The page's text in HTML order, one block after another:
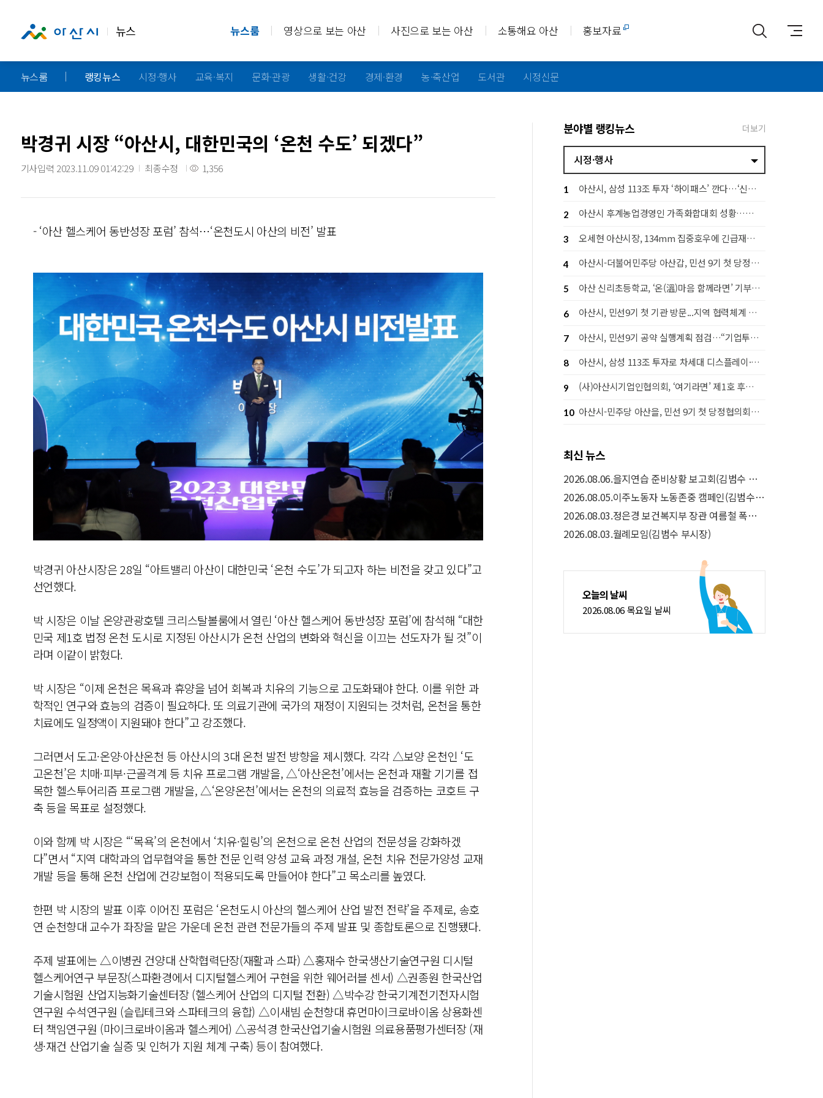
뉴스 뉴스룸 영상으로 보는 아산 사진으로 보는 아산 소통해요 아산 홍보자료
뉴스룸 랭킹뉴스 시정·행사 교육·복지 문화·관광 생활·건강 경제·환경 농·축산업 도서관 시정신문
박경귀 시장 “아산시, 대한민국의 ‘온천 수도’ 되겠다”
기사입력 2023.11.09 01:42:29 최종수정 1,356
- ‘아산 헬스케어 동반성장 포럼’ 참석…‘온천도시 아산의 비전’ 발표
박경귀 아산시장은 28일 “아트밸리 아산이 대한민국 ‘온천 수도’가 되고자 하는 비전을 갖고 있다”고
선언했다.
박 시장은 이날 온양관광호텔 크리스탈볼룸에서 열린 ‘아산 헬스케어 동반성장 포럼’에 참석해 “대한
민국 제1호 법정 온천 도시로 지정된 아산시가 온천 산업의 변화와 혁신을 이끄는 선도자가 될 것”이
라며 이같이 밝혔다.
박 시장은 “이제 온천은 목욕과 휴양을 넘어 회복과 치유의 기능으로 고도화돼야 한다. 이를 위한 과
학적인 연구와 효능의 검증이 필요하다. 또 의료기관에 국가의 재정이 지원되는 것처럼, 온천을 통한
치료에도 일정액이 지원돼야 한다”고 강조했다.
그러면서 도고·온양·아산온천 등 아산시의 3대 온천 발전 방향을 제시했다. 각각 △보양 온천인 ‘도
고온천’은 치매·피부·근골격계 등 치유 프로그램 개발을, △‘아산온천’에서는 온천과 재활 기기를 접
목한 헬스투어리즘 프로그램 개발을, △‘온양온천’에서는 온천의 의료적 효능을 검증하는 코호트 구
축 등을 목표로 설정했다.
이와 함께 박 시장은 “‘목욕’의 온천에서 ‘치유·힐링’의 온천으로 온천 산업의 전문성을 강화하겠
다”면서 “지역 대학과의 업무협약을 통한 전문 인력 양성 교육 과정 개설, 온천 치유 전문가양성 교재
개발 등을 통해 온천 산업에 건강보험이 적용되도록 만들어야 한다”고 목소리를 높였다.
한편 박 시장의 발표 이후 이어진 포럼은 ‘온천도시 아산의 헬스케어 산업 발전 전략’을 주제로, 송호
연 순천향대 교수가 좌장을 맡은 가운데 온천 관련 전문가들의 주제 발표 및 종합토론으로 진행됐다.
주제 발표에는 △이병권 건양대 산학협력단장(재활과 스파) △홍재수 한국생산기술연구원 디시털
헬스케어연구 부문장(스파환경에서 디지털헬스케어 구현을 위한 웨어러블 센서) △권종원 한국산업
기술시험원 산업지능화기술센터장 (헬스케어 산업의 디지털 전환) △박수강 한국기계전기전자시험
연구원 수석연구원 (슬립테크와 스파테크의 융합) △이새빔 순천향대 휴먼마이크로바이옴 상용화센
터 책임연구원 (마이크로바이옴과 헬스케어) △공석경 한국산업기술시험원 의료용품평가센터장 (재
생·재건 산업기술 실증 및 인허가 지원 체계 구축) 등이 참여했다.
분야별 랭킹뉴스 더보기
시정·행사
1 아산시, 삼성 113조 투자 ‘하이패스’ 깐다…‘신속 지원·전략 대응 추진단’ 가동
2 아산시 후계농업경영인 가족화합대회 성황…세대 잇는 농업 공동체 구축
3 오세현 아산시장, 134mm 집중호우에 긴급재난대책회의 소집
4 아산시-더불어민주당 아산갑, 민선 9기 첫 당정협의회…지역 발전 협력 다짐
5 아산 신리초등학교, ‘온(溫)마음 함께라면’ 기부행사로 라면 1,442개 후원
6 아산시, 민선9기 첫 기관 방문...지역 협력체계 강화 나서
7 아산시, 민선9기 공약 실행계획 점검…“기업투자·시민체감 성과 함께 높인다”
8 아산시, 삼성 113조 투자로 차세대 디스플레이·고대역폭 메모리(HBM) 후공정 핵심도시 도약
9 (사)아산시기업인협의회, ‘여기라면’ 제1호 후원으로 따뜻한 나눔 실천
10 아산시-민주당 아산을, 민선 9기 첫 당정협의회…‘50만 자족도시’ 실현 맞손
최신 뉴스
2026.08.06.을지연습 준비상황 보고회(김범수 부시장)
2026.08.05.이주노동자 노동존중 캠페인(김범수 부시장)
2026.08.03.정은경 보건복지부 장관 여름철 폭염 취약계층 보호대책(드론 예찰) 현장방문(김범수 부시장)
2026.08.03.월례모임(김범수 부시장)
오늘의 날씨
2026.08.06 목요일 날씨